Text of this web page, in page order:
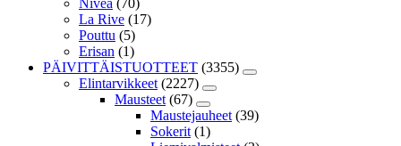
Nivea (70)
La Rive (17)
Pouttu (5)
Erisan (1)
PÄIVITTÄISTUOTTEET (3355)
Elintarvikkeet (2227)
Mausteet (67)
Maustejauheet (39)
Sokerit (1)